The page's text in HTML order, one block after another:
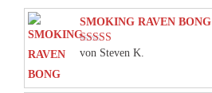
SMOKING RAVEN BONG
Bewertet mit
von Steven K.